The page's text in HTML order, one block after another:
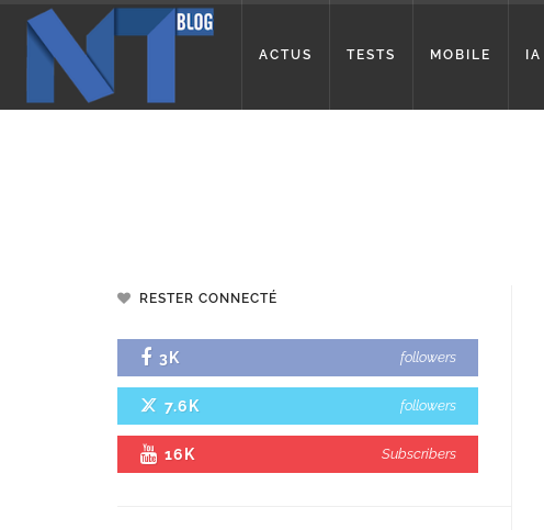
ACTUS TESTS MOBILE IA
RESTER CONNECTÉ
3K followers
7.6K followers
16K Subscribers